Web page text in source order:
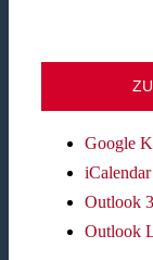
Google
iCalendar
Outlook
Outlook